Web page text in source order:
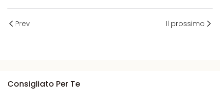
Prev Il prossimo
Consigliato Per Te